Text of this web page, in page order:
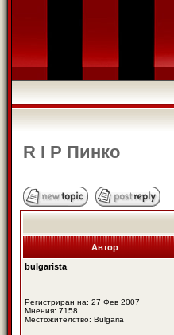
R I P Пинко
Автор
bulgarista
Регистриран на: 27 Фев 2007
Мнения: 7158
Местожителство: Bulgaria